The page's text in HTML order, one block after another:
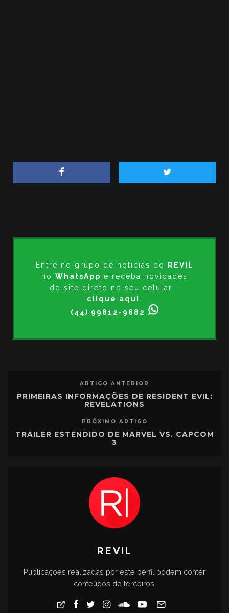
Entre no grupo de notícias do
REVIL
no WhatsApp e receba novidades
do site direto no seu celular -
clique aqui
(44) 99812-9682
ARTIGO ANTERIOR
PRIMEIRAS INFORMAÇÕES DE RESIDENT EVIL:
REVELATIONS
PRÓXIMO ARTIGO
TRAILER ESTENDIDO DE MARVEL VS. CAPCOM
3
REVIL
Publicações realizadas por este perfil podem conter
conteúdos de terceiros.